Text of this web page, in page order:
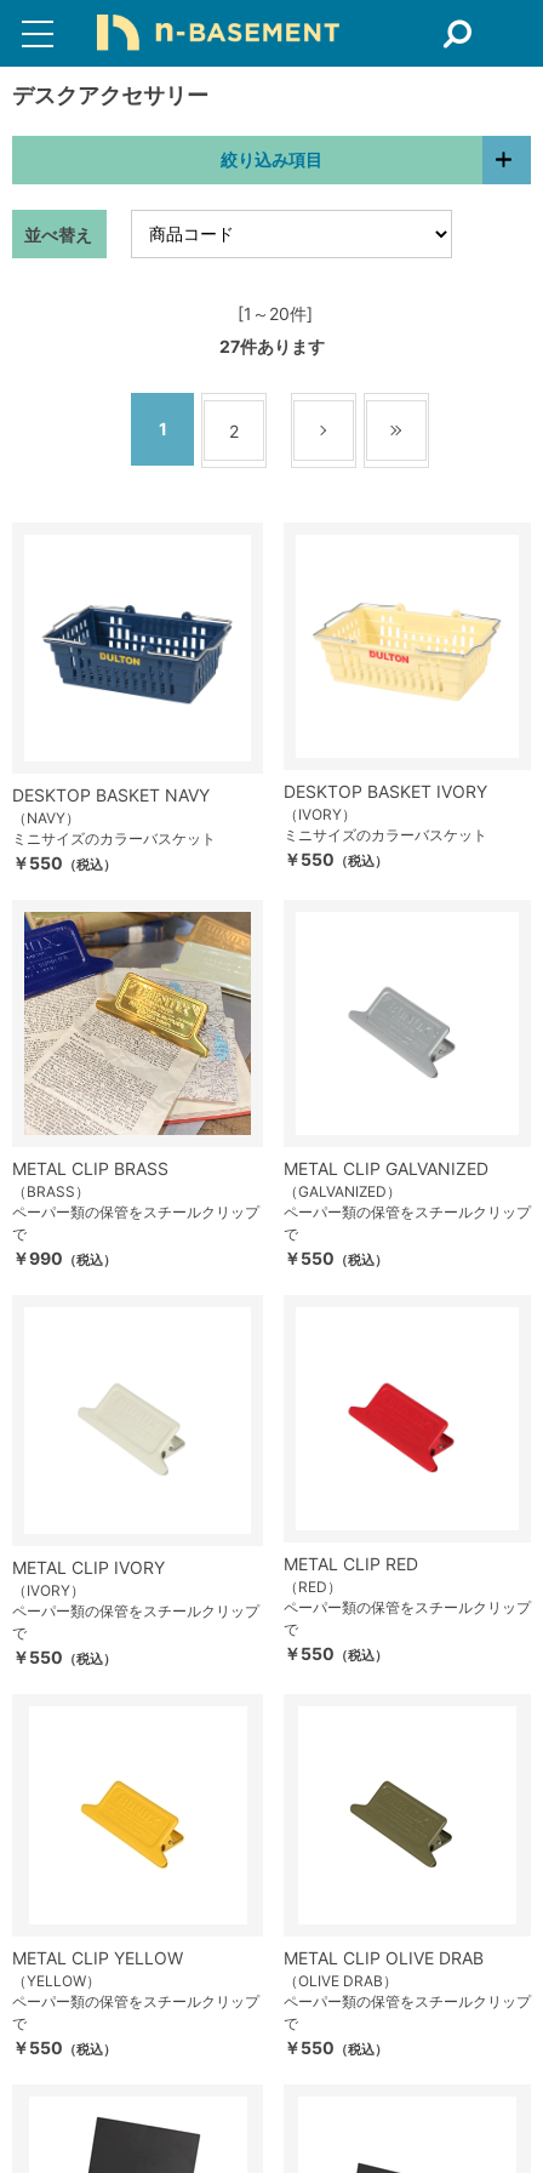
デスクアクセサリー
絞り込み項目
並べ替え
[1～20件]
27件あります
1 2
DESKTOP BASKET NAVY
（NAVY）
ミニサイズのカラーバスケット
￥550 （税込）
DESKTOP BASKET IVORY
（IVORY）
ミニサイズのカラーバスケット
￥550 （税込）
METAL CLIP BRASS
（BRASS）
ペーパー類の保管をスチールクリップ
で
￥990 （税込）
METAL CLIP GALVANIZED
（GALVANIZED）
ペーパー類の保管をスチールクリップ
で
￥550 （税込）
METAL CLIP IVORY
（IVORY）
ペーパー類の保管をスチールクリップ
で
￥550 （税込）
METAL CLIP RED
（RED）
ペーパー類の保管をスチールクリップ
で
￥550 （税込）
METAL CLIP YELLOW
（YELLOW）
ペーパー類の保管をスチールクリップ
で
￥550 （税込）
METAL CLIP OLIVE DRAB
（OLIVE DRAB）
ペーパー類の保管をスチールクリップ
で
￥550 （税込）